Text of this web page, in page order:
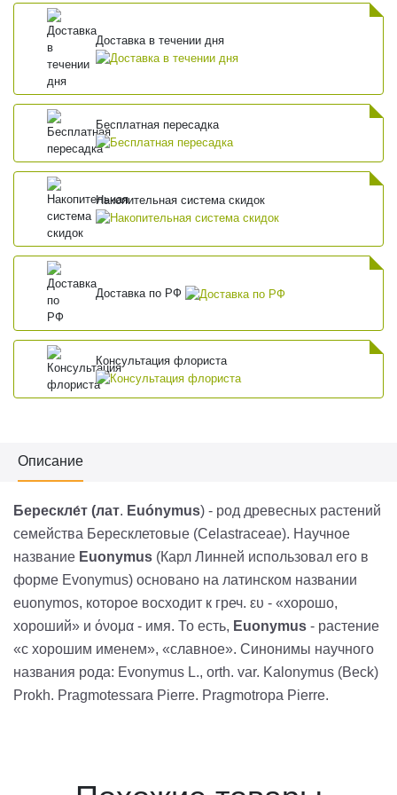
Доставка в течении дня
Бесплатная пересадка
Накопительная система скидок
Доставка по РФ
Консультация флориста
Описание
Берескле́т (лат. Euónymus) - род древесных растений
семейства Бересклетовые (Celastraceae). Научное
название Euonymus (Карл Линней использовал его в
форме Evonymus) основано на латинском названии
euonymos, которое восходит к греч. ευ - «хорошо,
хороший» и όνομα - имя. То есть, Euonymus - растение
«с хорошим именем», «славное». Синонимы научного
названия рода: Evonymus L., orth. var. Kalonymus (Beck)
Prokh. Pragmotessara Pierre. Pragmotropa Pierre.